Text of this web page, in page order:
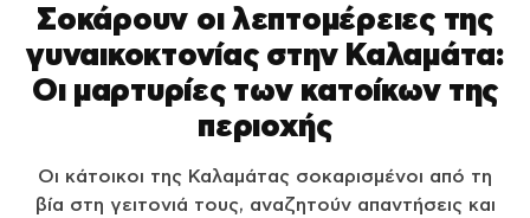
Σοκάρουν οι λεπτομέρειες της
γυναικοκτονίας στην Καλαμάτα:
Οι μαρτυρίες των κατοίκων της
περιοχής
Οι κάτοικοι της Καλαμάτας σοκαρισμένοι από τη
βία στη γειτονιά τους, αναζητούν απαντήσεις και